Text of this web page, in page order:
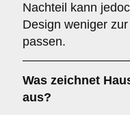
Nachteil kann
Design weniger
passen.
Was zeichnet
aus?